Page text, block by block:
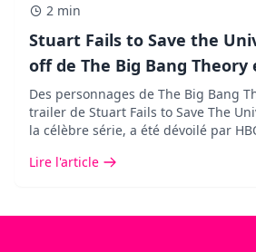
2 min
Stuart Fails to Save the
off de The Big Bang Theory
Des personnages de The Big Bang
trailer de Stuart Fails to Save The
la célèbre série, a été dévoilé par
Lire l'article